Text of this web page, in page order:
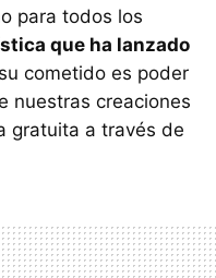
para todos los
que ha lanzado
cometido es poder
nuestras creaciones
gratuita a través de